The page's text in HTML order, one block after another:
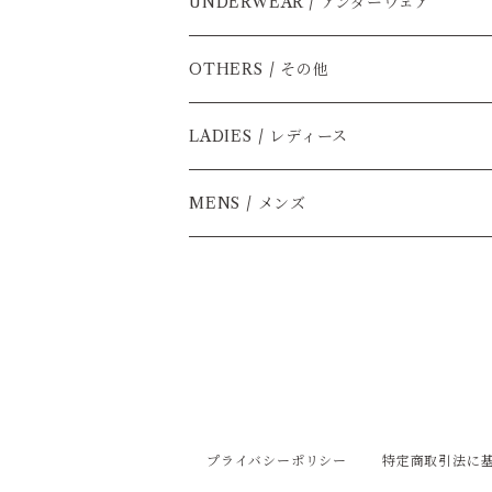
半袖
タンクトップ
ロングパンツ
半そで
タンクトップ
キャミソール
OTHERS / その他
ソックス
レッグウォーマー
LADIES / レディース
MENS / メンズ
プライバシーポリシー 特定商取引法に